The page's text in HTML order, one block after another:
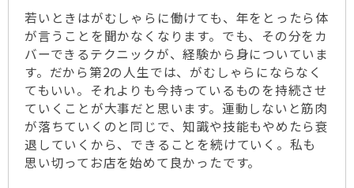
若いときはがむしゃらに働けても、年をとったら体
が言うことを聞かなくなります。でも、その分をカ
バーできるテクニックが、経験から身についていま
す。だから第2の人生では、がむしゃらにならなく
てもいい。それよりも今持っているものを持続させ
ていくことが大事だと思います。運動しないと筋肉
が落ちていくのと同じで、知識や技能もやめたら衰
退していくから、できることを続けていく。私も
思い切ってお店を始めて良かったです。